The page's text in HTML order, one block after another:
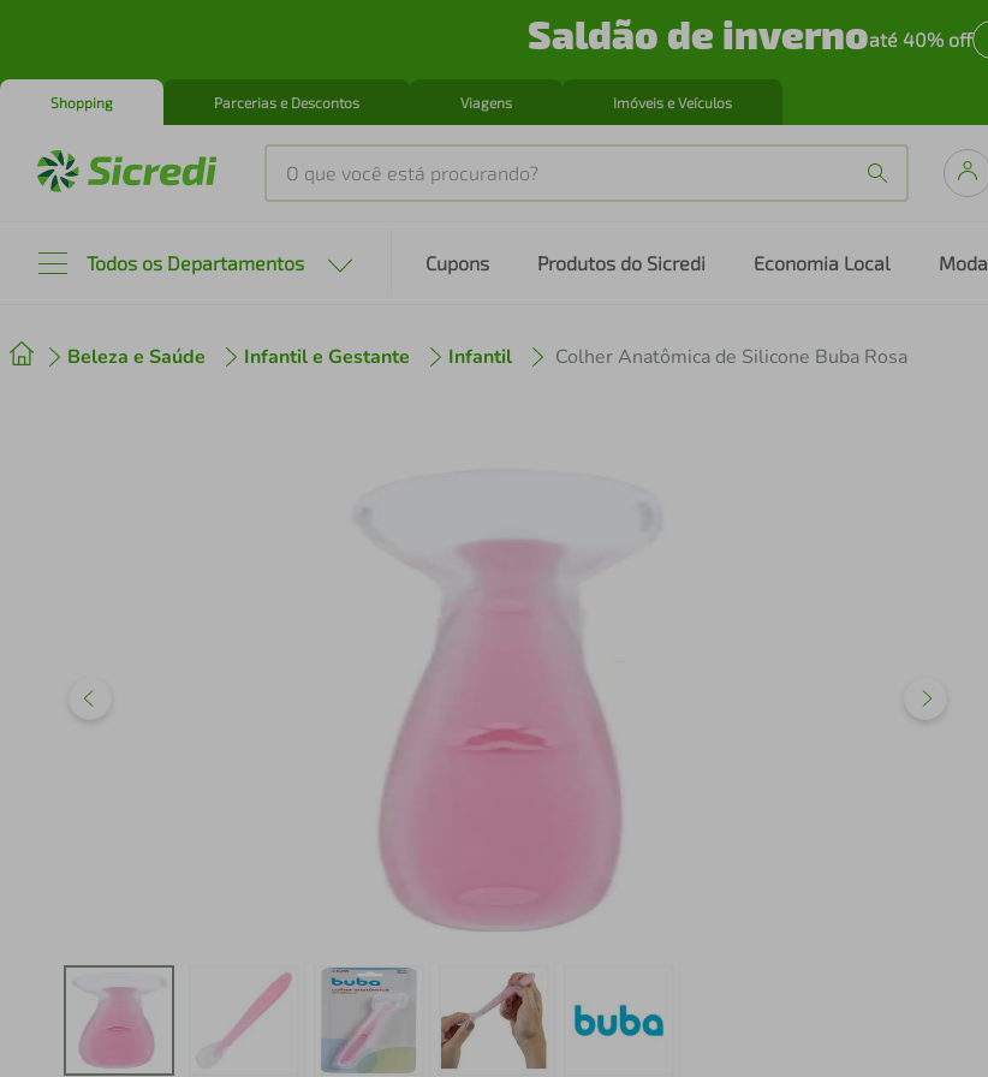
Saldão de invernoaté 40% off
Shopping Parcerias e Descontos Viagens Imóveis e Veículos
O que você está procurando?
Todos os Departamentos Cupons Produtos do Sicredi Economia Local Moda
Beleza e Saúde Infantil e Gestante Infantil Colher Anatômica de Silicone Buba Rosa
2º cafeteira